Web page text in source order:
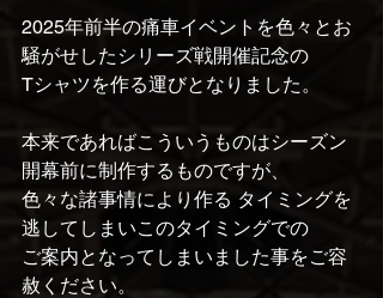
2025年前半の痛車イベントを色々とお
騒がせしたシリーズ戦開催記念の
Tシャツを作る運びとなりました。
本来であればこういうものはシーズン
開幕前に制作するものですが、
色々な諸事情により作る タイミングを
逃してしまいこのタイミングでの
ご案内となってしまいました事をご容
赦ください。